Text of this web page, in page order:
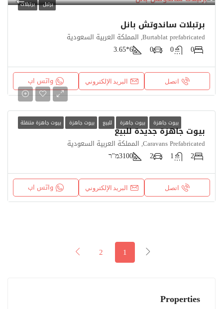
برتبل برتبلات
برتبلات ساندوتش بانل
Burtablat prefabricated, المملكة العربية السعودية
0
0
0
6*3.65
اتصل البريد الإلكتروني واتس اب
بيوت جاهزة بيوت جاهزة للبيع بيوت جاهزة بيوت جاهزة متنقلة
بيوت جاهزة جديدة للبيع
Caravans Prefabricated, المملكة العربية السعودية
2
1
2
3100מ"ר
اتصل البريد الإلكتروني واتس اب
1
2
Properties